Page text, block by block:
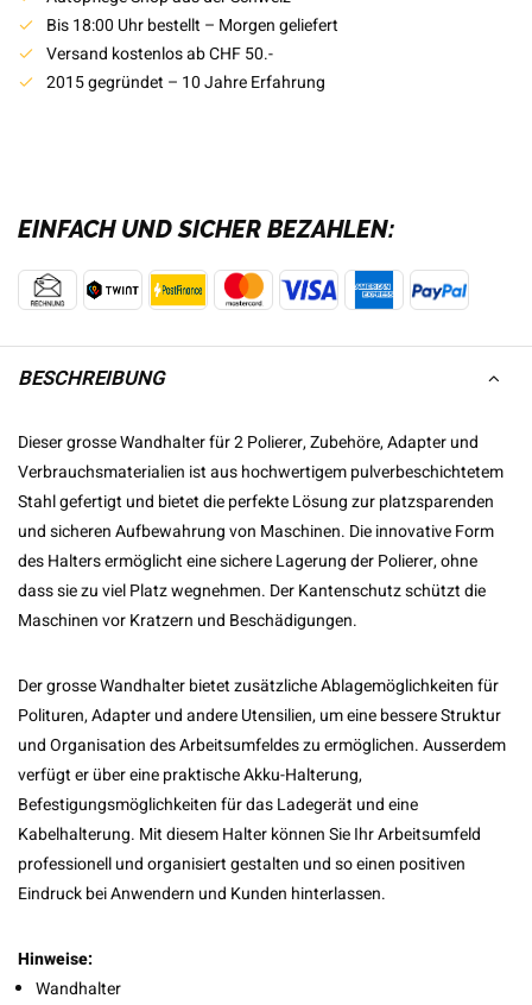
Bis 18:00 Uhr bestellt – Morgen geliefert
Versand kostenlos ab CHF 50.-
2015 gegründet – 10 Jahre Erfahrung
EINFACH UND SICHER BEZAHLEN:
BESCHREIBUNG
Dieser grosse Wandhalter für 2 Polierer, Zubehöre, Adapter und
Verbrauchsmaterialien ist aus hochwertigem pulverbeschichtetem
Stahl gefertigt und bietet die perfekte Lösung zur platzsparenden
und sicheren Aufbewahrung von Maschinen. Die innovative Form
des Halters ermöglicht eine sichere Lagerung der Polierer, ohne
dass sie zu viel Platz wegnehmen. Der Kantenschutz schützt die
Maschinen vor Kratzern und Beschädigungen.
Der grosse Wandhalter bietet zusätzliche Ablagemöglichkeiten für
Polituren, Adapter und andere Utensilien, um eine bessere Struktur
und Organisation des Arbeitsumfeldes zu ermöglichen. Ausserdem
verfügt er über eine praktische Akku-Halterung,
Befestigungsmöglichkeiten für das Ladegerät und eine
Kabelhalterung. Mit diesem Halter können Sie Ihr Arbeitsumfeld
professionell und organisiert gestalten und so einen positiven
Eindruck bei Anwendern und Kunden hinterlassen.
Hinweise:
Wandhalter